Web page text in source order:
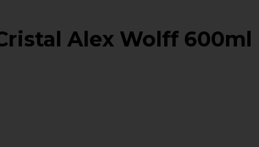
Alex Wolff 600ml